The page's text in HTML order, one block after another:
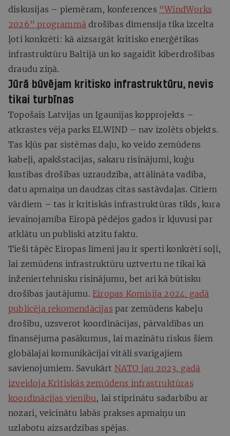
diskusijas – piemēram, konferences “WindWorks
2026” programmā drošības dimensija tika izcelta
ļoti konkrēti: kā aizsargāt kritisko enerģētikas
infrastruktūru Baltijā un ko sagaidīt kiberdrošības
draudu ziņā.
Jūrā būvējam kritisko infrastruktūru, nevis
tikai turbīnas
Topošais Latvijas un Igaunijas kopprojekts –
atkrastes vēja parks ELWIND – nav izolēts objekts.
Tas kļūs par sistēmas daļu, ko veido zemūdens
kabeļi, apakšstacijas, sakaru risinājumi, kuģu
kustības drošības uzraudzība, attālināta vadība,
datu apmaiņa un daudzas citas sastāvdaļas. Citiem
vārdiem – tas ir kritiskās infrastruktūras tīkls, kura
ievainojamība Eiropā pēdējos gados ir kļuvusi par
atklātu un publiski atzītu faktu.
Tieši tāpēc Eiropas līmenī jau ir sperti konkrēti soļi,
lai zemūdens infrastruktūru uztvertu ne tikai kā
inženiertehnisku risinājumu, bet arī kā būtisku
drošības jautājumu. Eiropas Komisija 2024. gadā
publicēja rekomendācijas par zemūdens kabeļu
drošību, uzsverot koordinācijas, pārvaldības un
finansējuma pasākumus, lai mazinātu riskus šiem
globālajai komunikācijai vitāli svarīgajiem
savienojumiem. Savukārt NATO jau 2023. gadā
izveidoja Kritiskās zemūdens infrastruktūras
koordinācijas vienību, lai stiprinātu sadarbību ar
nozari, veicinātu labās prakses apmaiņu un
uzlabotu aizsardzības spējas.